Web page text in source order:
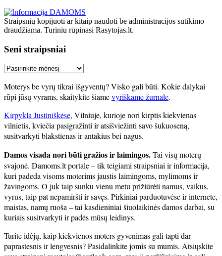
Straipsnių kopijuoti ar kitaip naudoti be administracijos sutikimo
draudžiama. Turiniu rūpinasi Rasytojas.lt.
Seni straipsniai
Seni
Moterys be vyrų tikrai išgyventų? Visko gali būti. Kokie dalykai
rūpi jūsų vyrams, skaitykite šiamevyriškame žurnale.
Kirpykla Justiniškėse, Vilniuje, kurioje nori kirptis kiekvienas
vilnietis, kviečia pasigražinti ir atsišviežinti savo šukuoseną,
susitvarkyti blakstienas ir antakius bei nagus.
Damos visada nori būti gražios ir laimingos.Tai visų moterų
svajonė. Damoms.lt portale – tik teigiami straipsniai ir informacija,
kuri padeda visoms moterims jaustis laimingoms, mylimoms ir
žavingoms. O juk taip sunku vienu metu prižiūrėti namus, vaikus,
vyrus, taip pat nepamiršti ir savęs. Pirkiniai parduotuvėse ir internete,
maistas, namų ruoša – tai kasdieniniai šiuolaikinės damos darbai, su
kuriais susitvarkyti ir padės mūsų leidinys.
Turite idėjų, kaip kiekvienos moters gyvenimas gali tapti dar
paprastesnis ir lengvesnis? Pasidalinkite jomis su mumis. Atsiųskite